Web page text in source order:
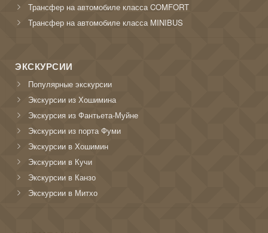
Трансфер на автомобиле класса COMFORT
Трансфер на автомобиле класса MINIBUS
ЭКСКУРСИИ
Популярные экскурсии
Экскурсии из Хошимина
Экскурсия из Фантьета-Муйне
Экскурсии из порта Фуми
Экскурсии в Хошимин
Экскурсии в Кучи
Экскурсии в Канзо
Экскурсии в Митхо